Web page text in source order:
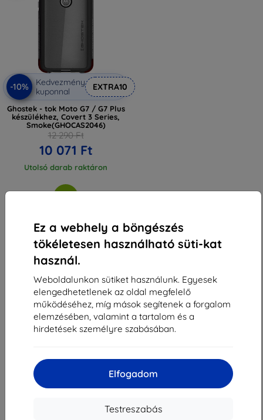
Ez a webhely a böngészés
tökéletesen használható süti-kat
használ.
Weboldalunkon sütiket használunk. Egyesek
elengedhetetlenek az oldal megfelelő
működéséhez, míg mások segítenek a forgalom
elemzésében, valamint a tartalom és a
hirdetések személyre szabásában.
Elfogadom
Testreszabás
-10%
Kedvezmény
kuponnal
EXTRA10
Ghostek - tok Moto G7 / G7 Plus
készülékhez, Covert 3 Series,
Smoke(GHOCAS2046)
12 290 Ft
10 071 Ft
Utolsó darab raktáron
Összes találat3.
Shield-Sk s.r.o.
Rudolf Mocka utca 3750/2A